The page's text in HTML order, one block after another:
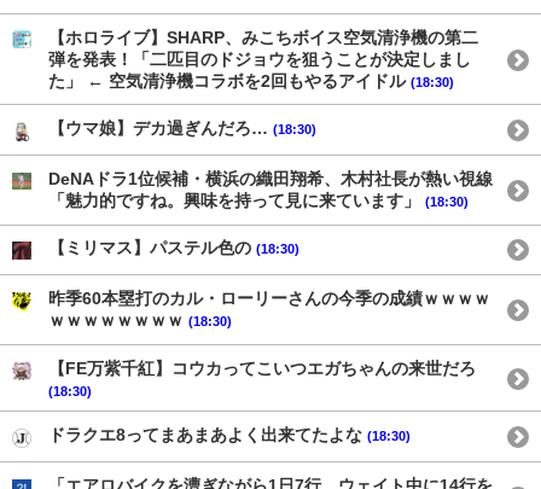
【ホロライブ】SHARP、みこちボイス空気清浄機の第二
弾を発表！「二匹目のドジョウを狙うことが決定しまし
た」 ← 空気清浄機コラボを2回もやるアイドル (18:30)
【ウマ娘】デカ過ぎんだろ… (18:30)
DeNAドラ1位候補・横浜の織田翔希、木村社長が熱い視線
「魅力的ですね。興味を持って見に来ています」
(18:30)
【ミリマス】パステル色の (18:30)
昨季60本塁打のカル・ローリーさんの今季の成績ｗｗｗｗ
ｗｗｗｗｗｗｗｗ (18:30)
【FE万紫千紅】コウカってこいつエガちゃんの来世だろ
(18:30)
ドラクエ8ってまあまあよく出来てたよな (18:30)
「エアロバイクを漕ぎながら1日7行、ウェイト中に14行を